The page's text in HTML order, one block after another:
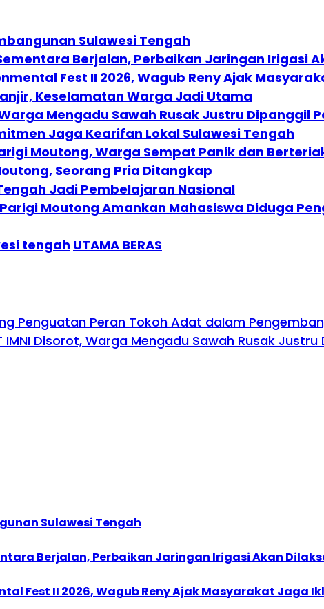
Sulawesi Tengah
Berjalan, Perbaikan Jaringan Irigasi
Fest II 2026, Wagub Reny Ajak
Keselamatan Warga Jadi Utama
Mengadu Sawah Rusak Justru Dipanggil
Jaga Kearifan Lokal Sulawesi Tengah
Moutong, Warga Sempat Panik dan
Seorang Pria Ditangkap
Jadi Pembelajaran Nasional
Moutong Amankan Mahasiswa Diduga
tengah UTAMA BERAS
Penguatan Peran Tokoh Adat dalam
Disorot, Warga Mengadu Sawah Rusak Justru
Sulawesi Tengah
Berjalan, Perbaikan Jaringan Irigasi Akan
Fest II 2026, Wagub Reny Ajak Masyarakat Jaga